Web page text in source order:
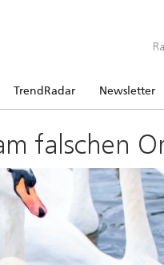
TrendRadar Newsletter
falschen